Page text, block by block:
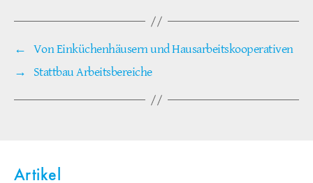
← Von Einküchenhäusern und Hausarbeitskooperativen
→
Stattbau Arbeitsbereiche
Artikel